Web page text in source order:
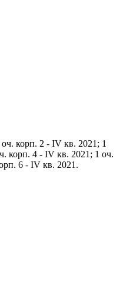
корп. 2 - IV кв. 2021; 1
корп. 4 - IV кв. 2021; 1 оч.
6 - IV кв. 2021.